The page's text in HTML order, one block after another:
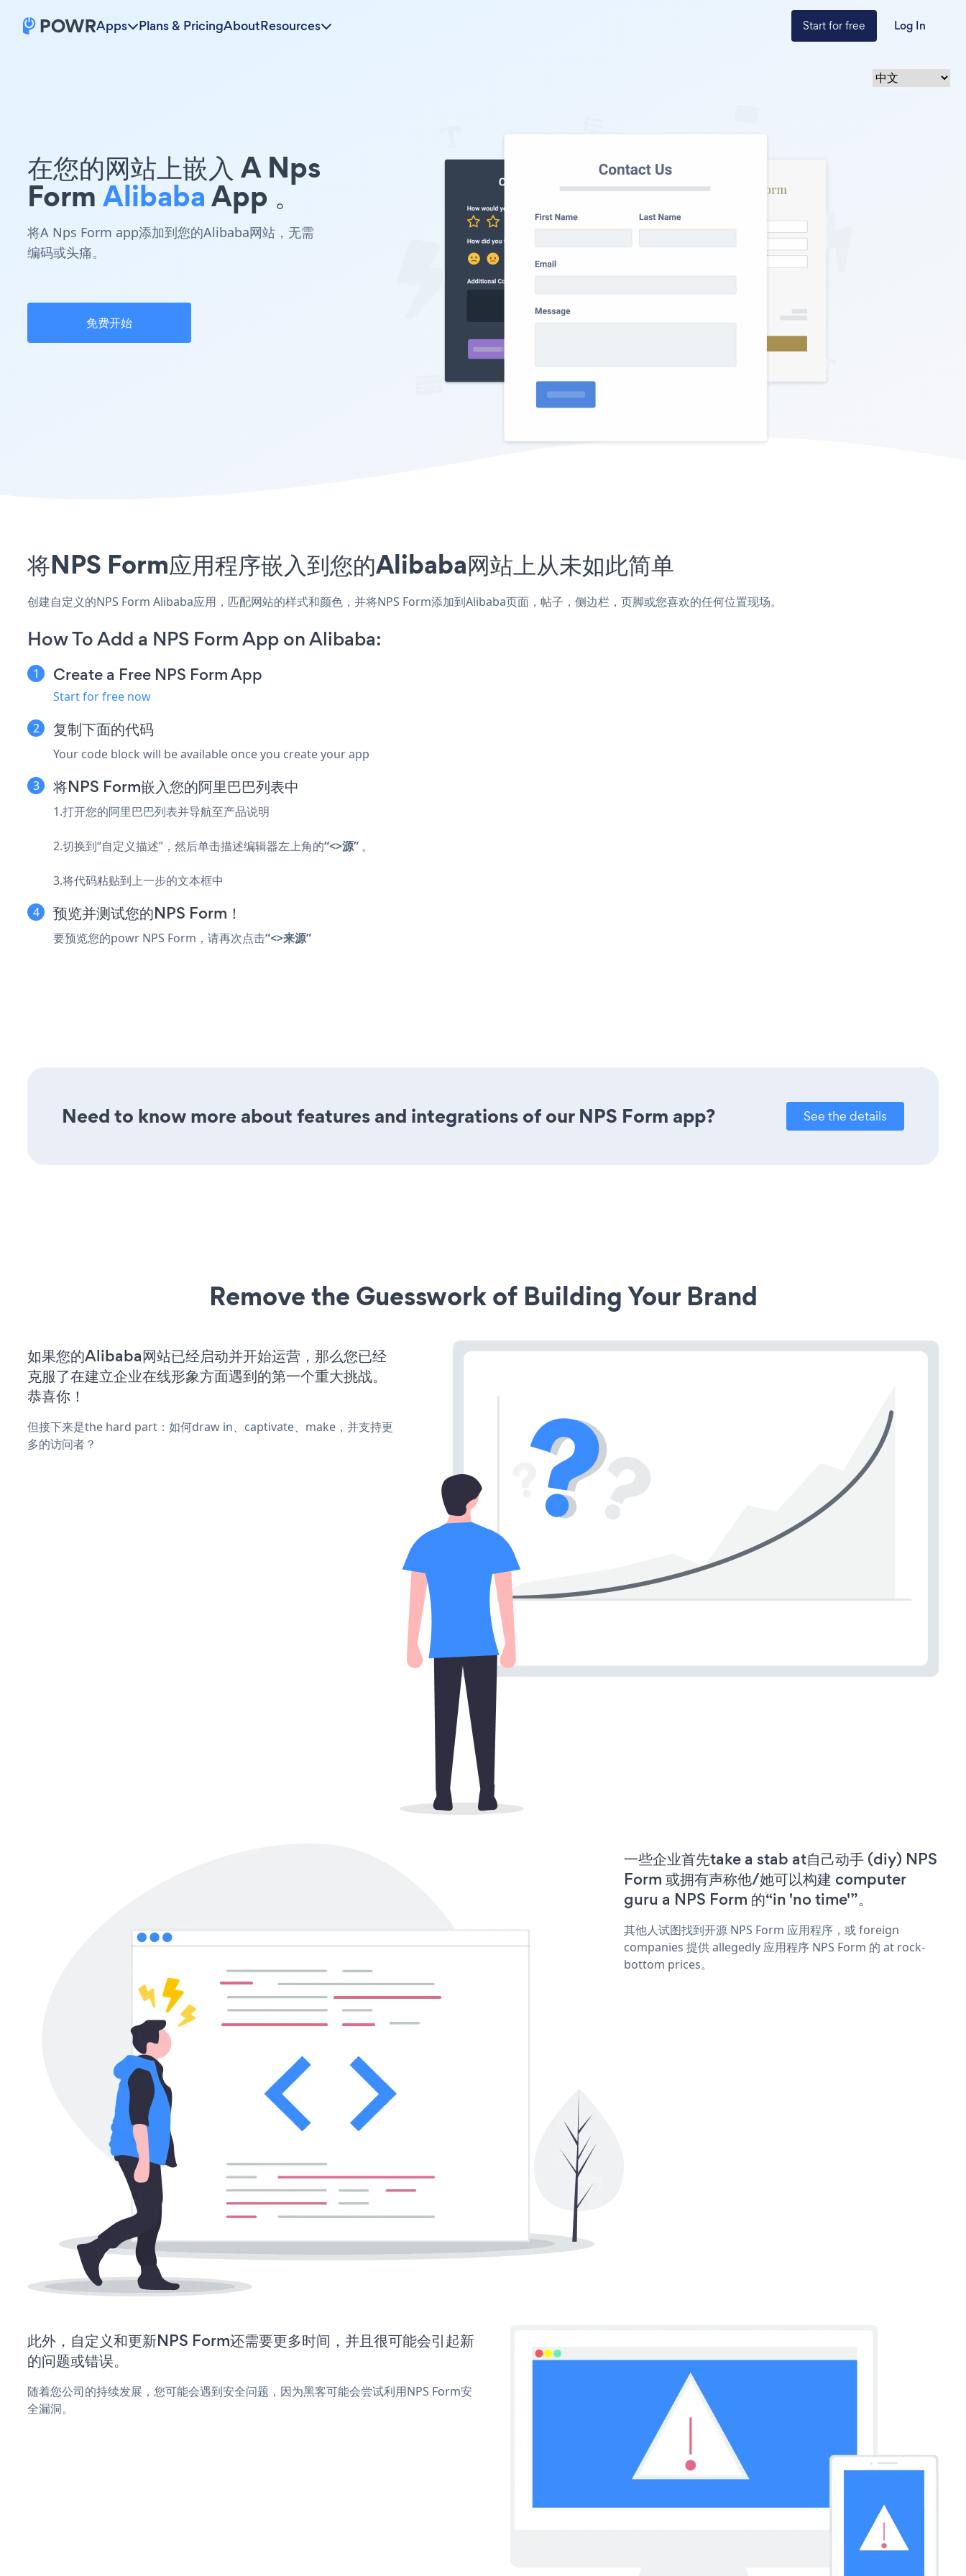
Apps Plans & PricingAboutResources Start for free Log In
在您的网站上嵌入 A Nps
FormAlibabaApp 。
将A Nps Form app添加到您的Alibaba网站，无需
编码或头痛。
免费开始
将NPS Form应用程序嵌入到您的Alibaba网站上从未如此简单
创建自定义的NPS Form Alibaba应用，匹配网站的样式和颜色，并将NPS Form添加到Alibaba页面，帖子，侧边栏，页脚或您喜欢的任何位置现场。
How To Add a NPS Form App on Alibaba:
Create a Free NPS Form App
Start for free now
复制下面的代码
Your code block will be available once you create your app
将NPS Form嵌入您的阿里巴巴列表中
1.打开您的阿里巴巴列表并导航至产品说明
2.切换到“自定义描述”，然后单击描述编辑器左上角的“<>源” 。
3.将代码粘贴到上一步的文本框中
预览并测试您的NPS Form！
要预览您的powr NPS Form，请再次点击“<>来源”
Need to know more about features and integrations of our NPS Form app? See the details
Remove the Guesswork of Building Your Brand
如果您的Alibaba网站已经启动并开始运营，那么您已经
克服了在建立企业在线形象方面遇到的第一个重大挑战。
恭喜你！
但接下来是the hard part：如何draw in、captivate、make，并支持更
多的访问者？
一些企业首先take a stab at自己动手 (diy) NPS
Form 或拥有声称他/她可以构建 computer
guru a NPS Form 的“in 'no time'”。
其他人试图找到开源 NPS Form 应用程序，或 foreign
companies 提供 allegedly 应用程序 NPS Form 的 at rock-
bottom prices。
此外，自定义和更新NPS Form还需要更多时间，并且很可能会引起新
的问题或错误。
随着您公司的持续发展，您可能会遇到安全问题，因为黑客可能会尝试利用NPS Form安
全漏洞。